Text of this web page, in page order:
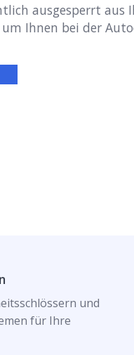
ausgesperrt aus
Ihnen bei der
und
für Ihre